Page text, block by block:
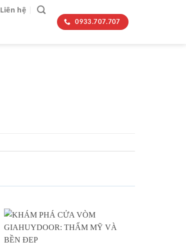
Liên hệ
0933.707.707